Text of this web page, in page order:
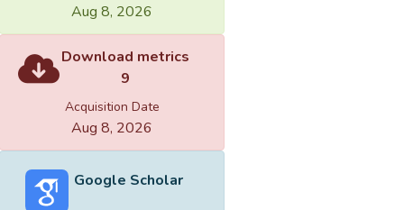
Aug 8, 2026
Download metrics
9
Acquisition Date
Aug 8, 2026
Google Scholar